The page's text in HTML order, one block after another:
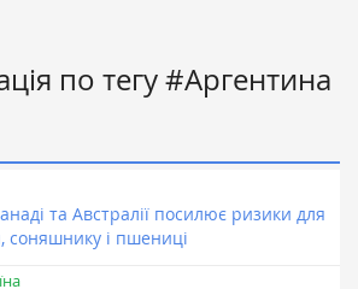
по тегу #Аргентина
та Австралії посилює ризики для
соняшнику і пшениці